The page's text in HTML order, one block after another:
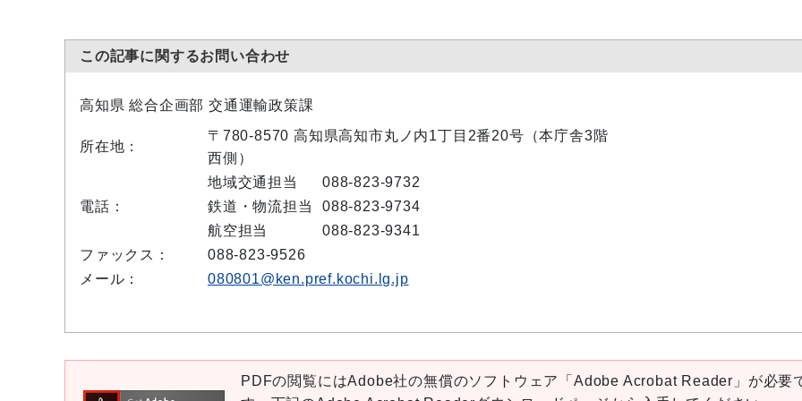
この記事に関するお問い合わせ
高知県 総合企画部 交通運輸政策課
所在地：
〒780-8570 高知県高知市丸ノ内1丁目2番20号（本庁舎3階
西側）
電話：
地域交通担当
088-823-9732
鉄道・物流担当
088-823-9734
航空担当
088-823-9341
ファックス：
088-823-9526
メール：
080801@ken.pref.kochi.lg.jp
PDFの閲覧にはAdobe社の無償のソフトウェア「Adobe Acrobat Reader」が必要